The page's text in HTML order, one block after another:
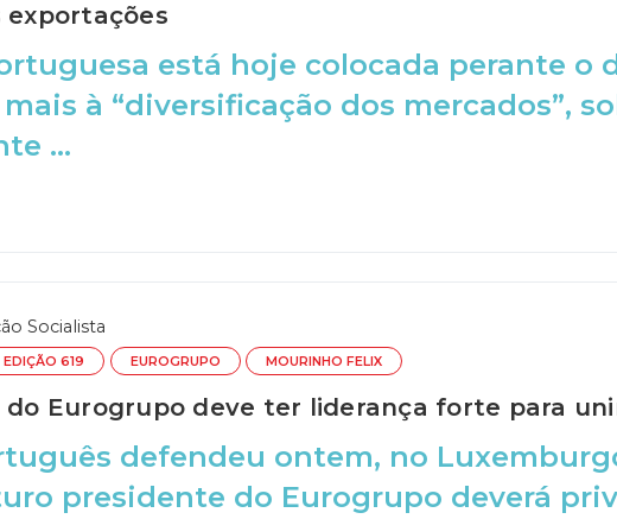
está hoje colocada perante o
à “diversificação dos mercados”,
...
Socialista
EDIÇÃO 619 EUROGRUPO MOURINHO FELIX
do Eurogrupo deve ter liderança forte para
defendeu ontem, no
presidente do Eurogrupo deverá